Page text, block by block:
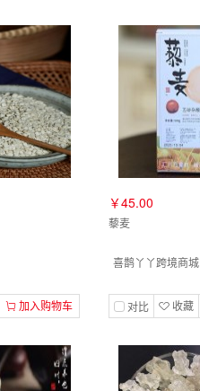
加入购物车
￥45.00
藜麦
喜鹊丫丫跨境商城
对比 收藏